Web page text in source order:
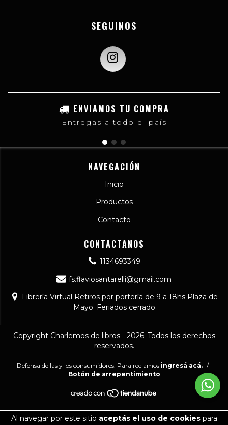
Al navegar por este sitio aceptás el uso de cookiespara
SEGUINOS
ENVIAMOS TU COMPRA
Entregas a todo el país
NAVEGACIÓN
Inicio
Productos
Contacto
CONTACTANOS
1134693349
fs.flaviosantarelli@gmail.com
Librería Virtual Retiros por portería de 9 a 18hs Plaza de
Mayo. Feriados cerrado
Copyright Charlemos de libros - 2026. Todos los derechos
reservados.
Defensa de las y los consumidores. Para reclamos ingresá acá. /
Botón de arrepentimiento